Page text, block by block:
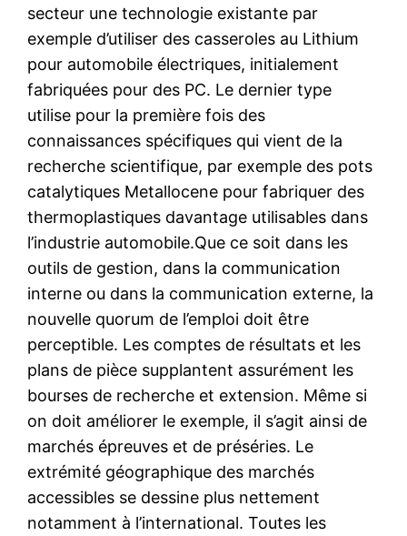
secteur une technologie existante par
exemple d’utiliser des casseroles au Lithium
pour automobile électriques, initialement
fabriquées pour des PC. Le dernier type
utilise pour la première fois des
connaissances spécifiques qui vient de la
recherche scientifique, par exemple des pots
catalytiques Metallocene pour fabriquer des
thermoplastiques davantage utilisables dans
l’industrie automobile.Que ce soit dans les
outils de gestion, dans la communication
interne ou dans la communication externe, la
nouvelle quorum de l’emploi doit être
perceptible. Les comptes de résultats et les
plans de pièce supplantent assurément les
bourses de recherche et extension. Même si
on doit améliorer le exemple, il s’agit ainsi de
marchés épreuves et de préséries. Le
extrémité géographique des marchés
accessibles se dessine plus nettement
notamment à l’international. Toutes les